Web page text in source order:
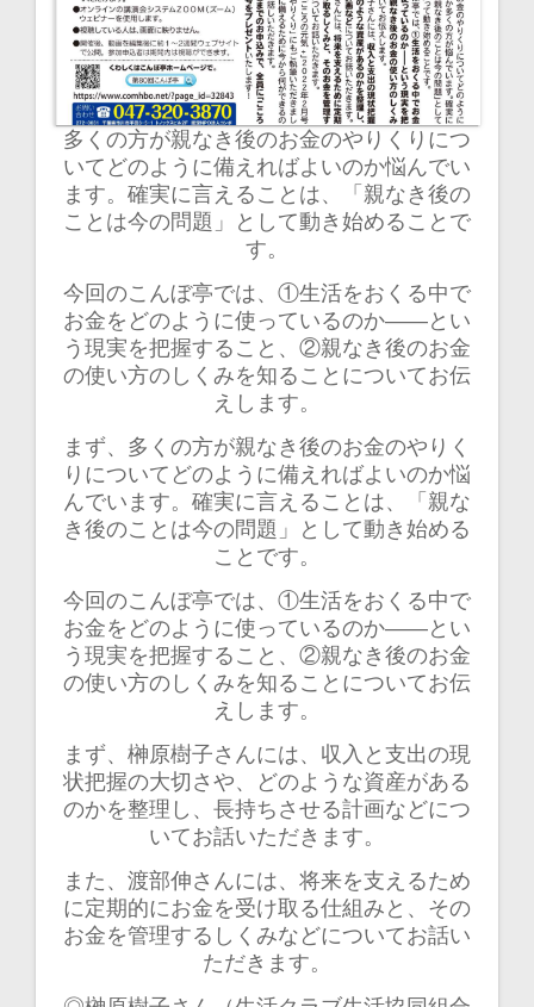
多くの方が親なき後のお金のやりくりにつ
いてどのように備えればよいのか悩んでい
ます。確実に言えることは、「親なき後の
ことは今の問題」として動き始めることで
す。
今回のこんぼ亭では、①生活をおくる中で
お金をどのように使っているのか――とい
う現実を把握すること、②親なき後のお金
の使い方のしくみを知ることについてお伝
えします。
まず、多くの方が親なき後のお金のやりく
りについてどのように備えればよいのか悩
んでいます。確実に言えることは、「親な
き後のことは今の問題」として動き始める
ことです。
今回のこんぼ亭では、①生活をおくる中で
お金をどのように使っているのか――とい
う現実を把握すること、②親なき後のお金
の使い方のしくみを知ることについてお伝
えします。
まず、榊原樹子さんには、収入と支出の現
状把握の大切さや、どのような資産がある
のかを整理し、長持ちさせる計画などにつ
いてお話いただきます。
また、渡部伸さんには、将来を支えるため
に定期的にお金を受け取る仕組みと、その
お金を管理するしくみなどについてお話い
ただきます。